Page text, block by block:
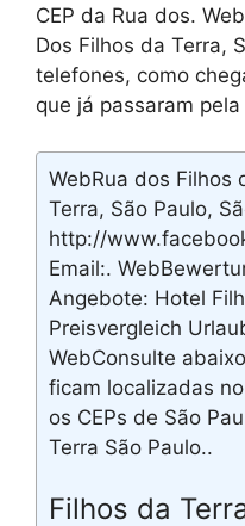
CEP da Rua dos.
Dos Filhos da Terra,
telefones, como
que já passaram
WebRua dos Filhos
Terra, São Paulo,
http://
Email:.
Angebote: Hotel
Preisvergleich
WebConsulte
ficam localizadas
os CEPs de São
Terra São Paulo..
Filhos da